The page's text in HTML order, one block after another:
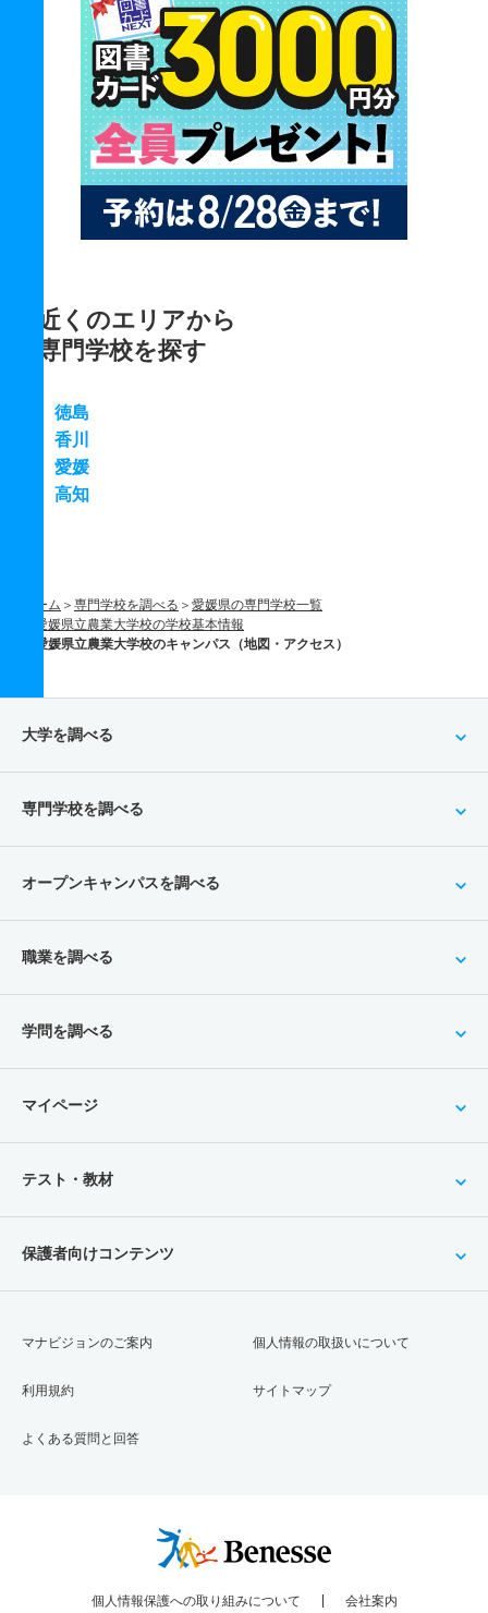
近くのエリアから
専門学校を探す
徳島
香川
愛媛
高知
ホーム 専門学校を調べる
愛媛県の専門学校一覧
愛媛県立農業大学校の学校基本情報
愛媛県立農業大学校のキャンパス（地図・アクセス）
大学を調べる
専門学校を調べる
オープンキャンパスを調べる
職業を調べる
学問を調べる
マイページ
テスト・教材
保護者向けコンテンツ
マナビジョンのご案内
利用規約
よくある質問と回答
個人情報の取扱いについて
サイトマップ
個人情報保護への取り組みについて 会社案内